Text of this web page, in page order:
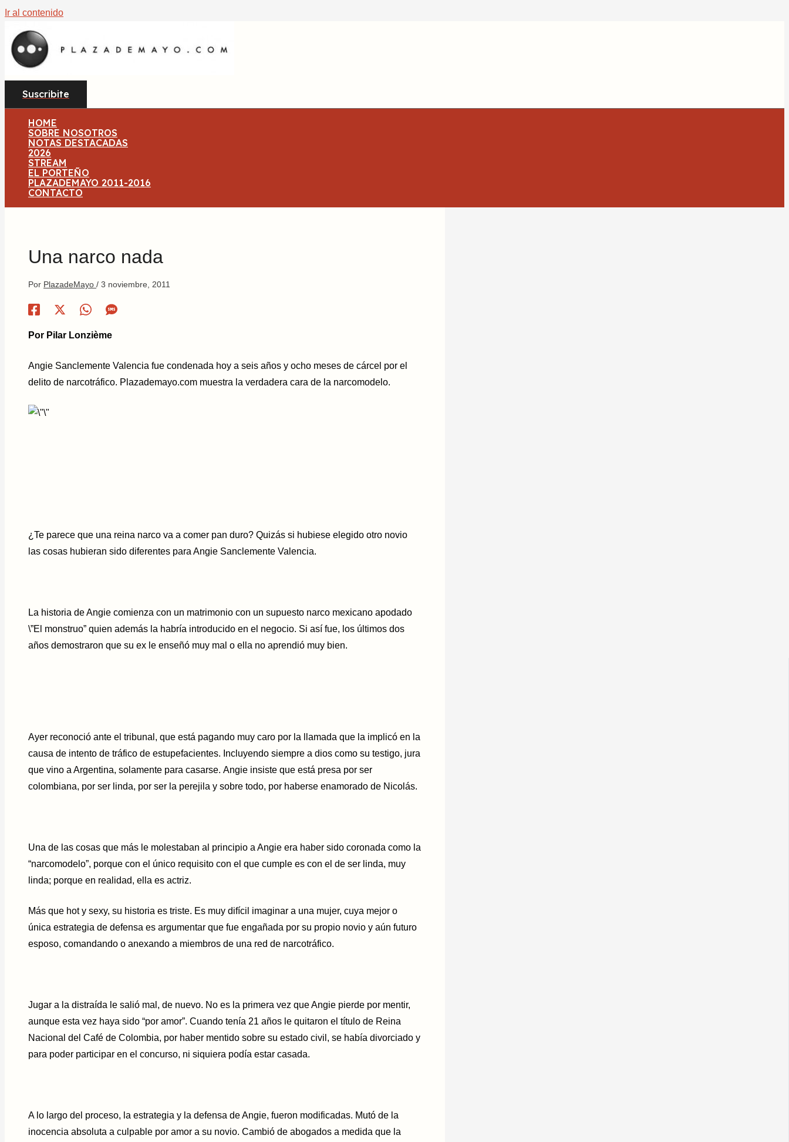
Ir al contenido
Suscribite
HOME
SOBRE NOSOTROS
NOTAS DESTACADAS
2026
STREAM
EL PORTEÑO
PLAZADEMAYO 2011-2016
CONTACTO
Una narco nada
Por PlazadeMayo / 3 noviembre, 2011
Por Pilar Lonzième
Angie Sanclemente Valencia fue condenada hoy a seis años y ocho meses de cárcel por el
delito de narcotráfico. Plazademayo.com muestra la verdadera cara de la narcomodelo.
¿Te parece que una reina narco va a comer pan duro? Quizás si hubiese elegido otro novio
las cosas hubieran sido diferentes para Angie Sanclemente Valencia.
La historia de Angie comienza con un matrimonio con un supuesto narco mexicano apodado
\”El monstruo” quien además la habría introducido en el negocio. Si así fue, los últimos dos
años demostraron que su ex le enseñó muy mal o ella no aprendió muy bien.
Ayer reconoció ante el tribunal, que está pagando muy caro por la llamada que la implicó en la
causa de intento de tráfico de estupefacientes. Incluyendo siempre a dios como su testigo, jura
que vino a Argentina, solamente para casarse. Angie insiste que está presa por ser
colombiana, por ser linda, por ser la perejila y sobre todo, por haberse enamorado de Nicolás.
Una de las cosas que más le molestaban al principio a Angie era haber sido coronada como la
“narcomodelo”, porque con el único requisito con el que cumple es con el de ser linda, muy
linda; porque en realidad, ella es actriz.
Más que hot y sexy, su historia es triste. Es muy difícil imaginar a una mujer, cuya mejor o
única estrategia de defensa es argumentar que fue engañada por su propio novio y aún futuro
esposo, comandando o anexando a miembros de una red de narcotráfico.
Jugar a la distraída le salió mal, de nuevo. No es la primera vez que Angie pierde por mentir,
aunque esta vez haya sido “por amor”. Cuando tenía 21 años le quitaron el título de Reina
Nacional del Café de Colombia, por haber mentido sobre su estado civil, se había divorciado y
para poder participar en el concurso, ni siquiera podía estar casada.
A lo largo del proceso, la estrategia y la defensa de Angie, fueron modificadas. Mutó de la
inocencia absoluta a culpable por amor a su novio. Cambió de abogados a medida que la